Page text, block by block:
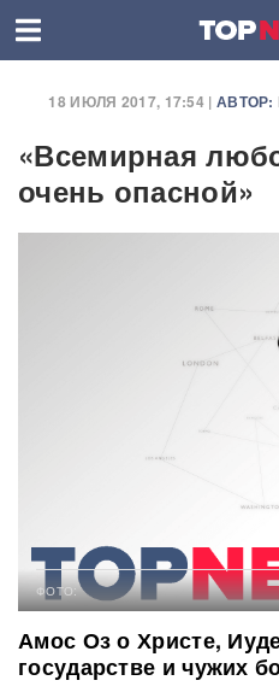
18 ИЮЛЯ 2017, 17:54 | АВТОР:
«Всемирная
очень опасной»
ФОТО:
Амос Оз о Христе,
государстве и чужих